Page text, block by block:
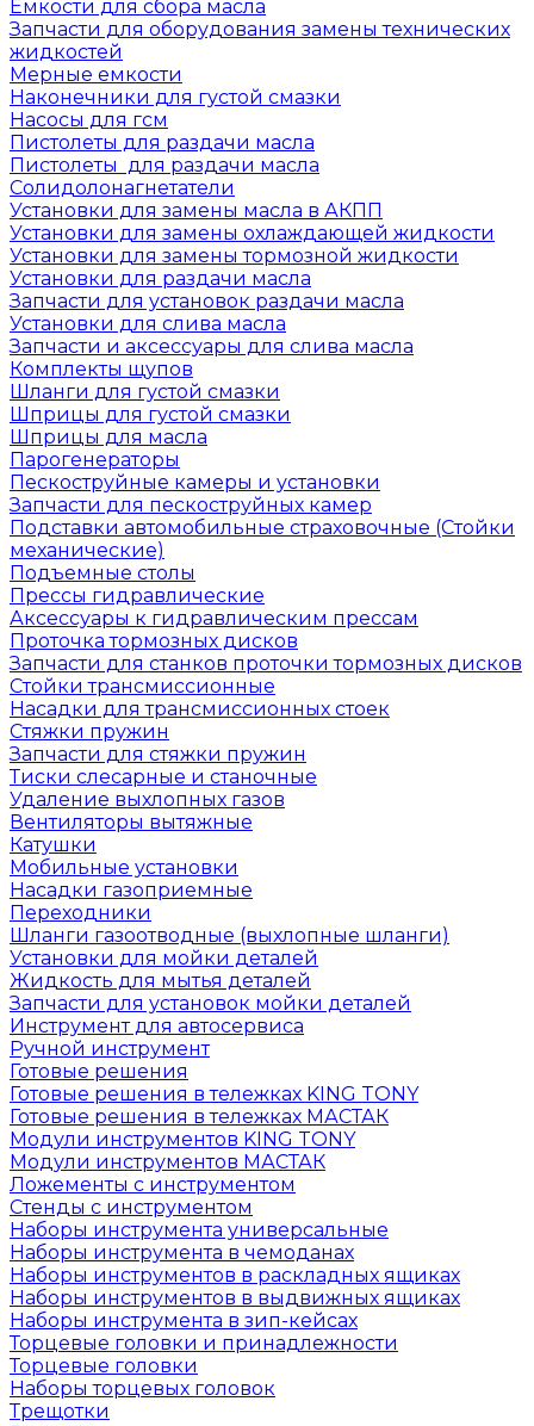
Емкости для сбора масла
Запчасти для оборудования замены технических
жидкостей
Мерные емкости
Наконечники для густой смазки
Насосы для гсм
Пистолеты для раздачи масла
Пистолеты для раздачи масла
Солидолонагнетатели
Установки для замены масла в АКПП
Установки для замены охлаждающей жидкости
Установки для замены тормозной жидкости
Установки для раздачи масла
Запчасти для установок раздачи масла
Установки для слива масла
Запчасти и аксессуары для слива масла
Комплекты щупов
Шланги для густой смазки
Шприцы для густой смазки
Шприцы для масла
Парогенераторы
Пескоструйные камеры и установки
Запчасти для пескоструйных камер
Подставки автомобильные страховочные (Стойки
механические)
Подъемные столы
Прессы гидравлические
Аксессуары к гидравлическим прессам
Проточка тормозных дисков
Запчасти для станков проточки тормозных дисков
Стойки трансмиссионные
Насадки для трансмиссионных стоек
Стяжки пружин
Запчасти для стяжки пружин
Тиски слесарные и станочные
Удаление выхлопных газов
Вентиляторы вытяжные
Катушки
Мобильные установки
Насадки газоприемные
Переходники
Шланги газоотводные (выхлопные шланги)
Установки для мойки деталей
Жидкость для мытья деталей
Запчасти для установок мойки деталей
Инструмент для автосервиса
Ручной инструмент
Готовые решения
Готовые решения в тележках KING TONY
Готовые решения в тележках МАСТАК
Модули инструментов KING TONY
Модули инструментов МАСТАК
Ложементы с инструментом
Стенды с инструментом
Наборы инструмента универсальные
Наборы инструмента в чемоданах
Наборы инструментов в раскладных ящиках
Наборы инструментов в выдвижных ящиках
Наборы инструмента в зип-кейсах
Торцевые головки и принадлежности
Торцевые головки
Наборы торцевых головок
Трещотки